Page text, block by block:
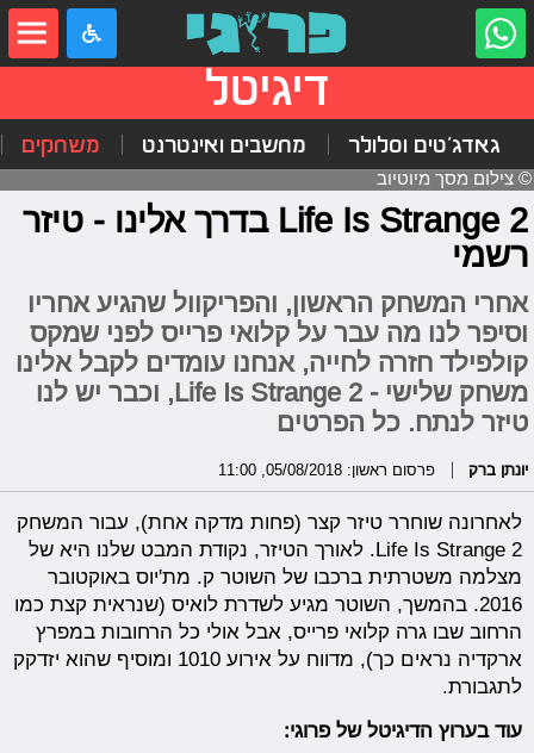
דיגיטל
גאדג'טים וסלולר מחשבים ואינטרנט משחקים
© צילום מסך מיוטיוב
Life Is Strange 2 בדרך אלינו - טיזר
רשמי
אחרי המשחק הראשון, והפריקוול שהגיע אחריו
וסיפר לנו מה עבר על קלואי פרייס לפני שמקס
קולפילד חזרה לחייה, אנחנו עומדים לקבל אלינו
משחק שלישי - Life Is Strange 2, וכבר יש לנו
טיזר לנתח. כל הפרטים
יונתן ברק פרסום ראשון: 05/08/2018, 11:00
לאחרונה שוחרר טיזר קצר (פחות מדקה אחת), עבור המשחק
Life Is Strange 2. לאורך הטיזר, נקודת המבט שלנו היא של
מצלמה משטרתית ברכבו של השוטר ק. מת'יוס באוקטובר
2016. בהמשך, השוטר מגיע לשדרת לואיס (שנראית קצת כמו
הרחוב שבו גרה קלואי פרייס, אבל אולי כל הרחובות במפרץ
ארקדיה נראים כך), מדווח על אירוע 1010 ומוסיף שהוא יזדקק
לתגבורת.
עוד בערוץ הדיגיטל של פרוגי: